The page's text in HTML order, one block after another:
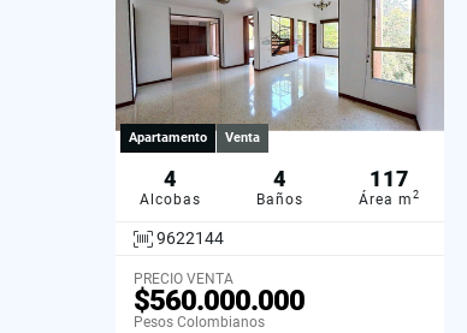
Apartamento Venta
4
Alcobas
4
Baños
117
Área m 2
9622144
PRECIO VENTA
$560.000.000
Pesos Colombianos